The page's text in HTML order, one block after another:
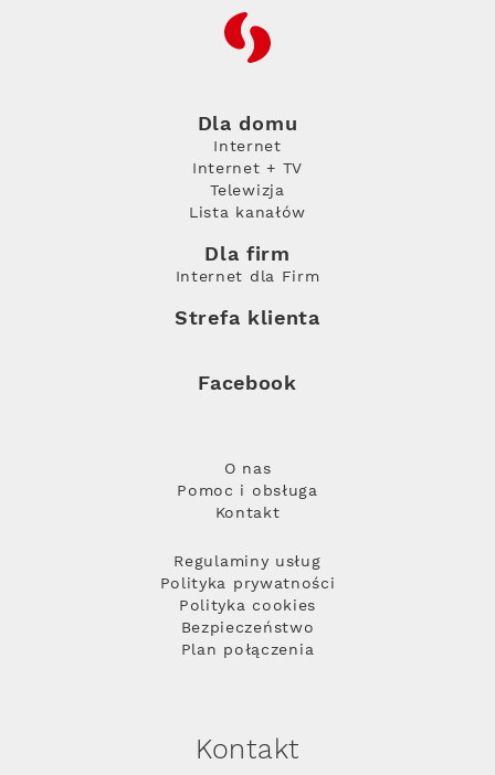
RFC
Dla domu
Internet
Internet + TV
Telewizja
Lista kanałów
Dla firm
Internet dla Firm
Strefa klienta
Facebook
O nas
Pomoc i obsługa
Kontakt
Regulaminy usług
Polityka prywatności
Polityka cookies
Bezpieczeństwo
Plan połączenia
Kontakt